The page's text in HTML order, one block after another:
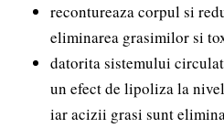
recontureaza corpul si
eliminarea grasimilor si
datorita sistemului
un efect de lipoliza la
iar acizii grasi sunt